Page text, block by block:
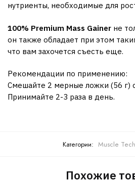
нутриенты, необходимые для
100% Premium Mass Gainer не
он также обладает при этом
что вам захочется съесть еще.
Рекомендации по применению:
Смешайте 2 мерные ложки (56 г)
Принимайте 2-3 раза в день.
Категории: Muscle Tech
Похожие